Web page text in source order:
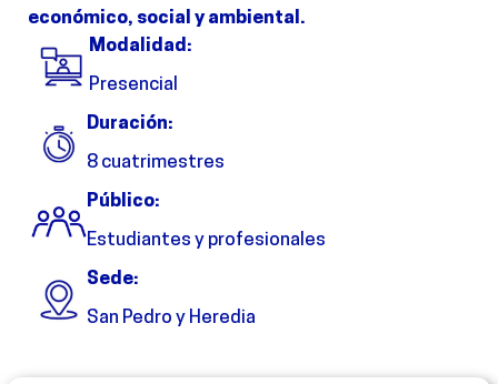
económico, social y ambiental .
Modalidad:
Presencial
Duración:
8 cuatrimestres
Público:
Estudiantes y profesionales
Sede:
San Pedro y Heredia